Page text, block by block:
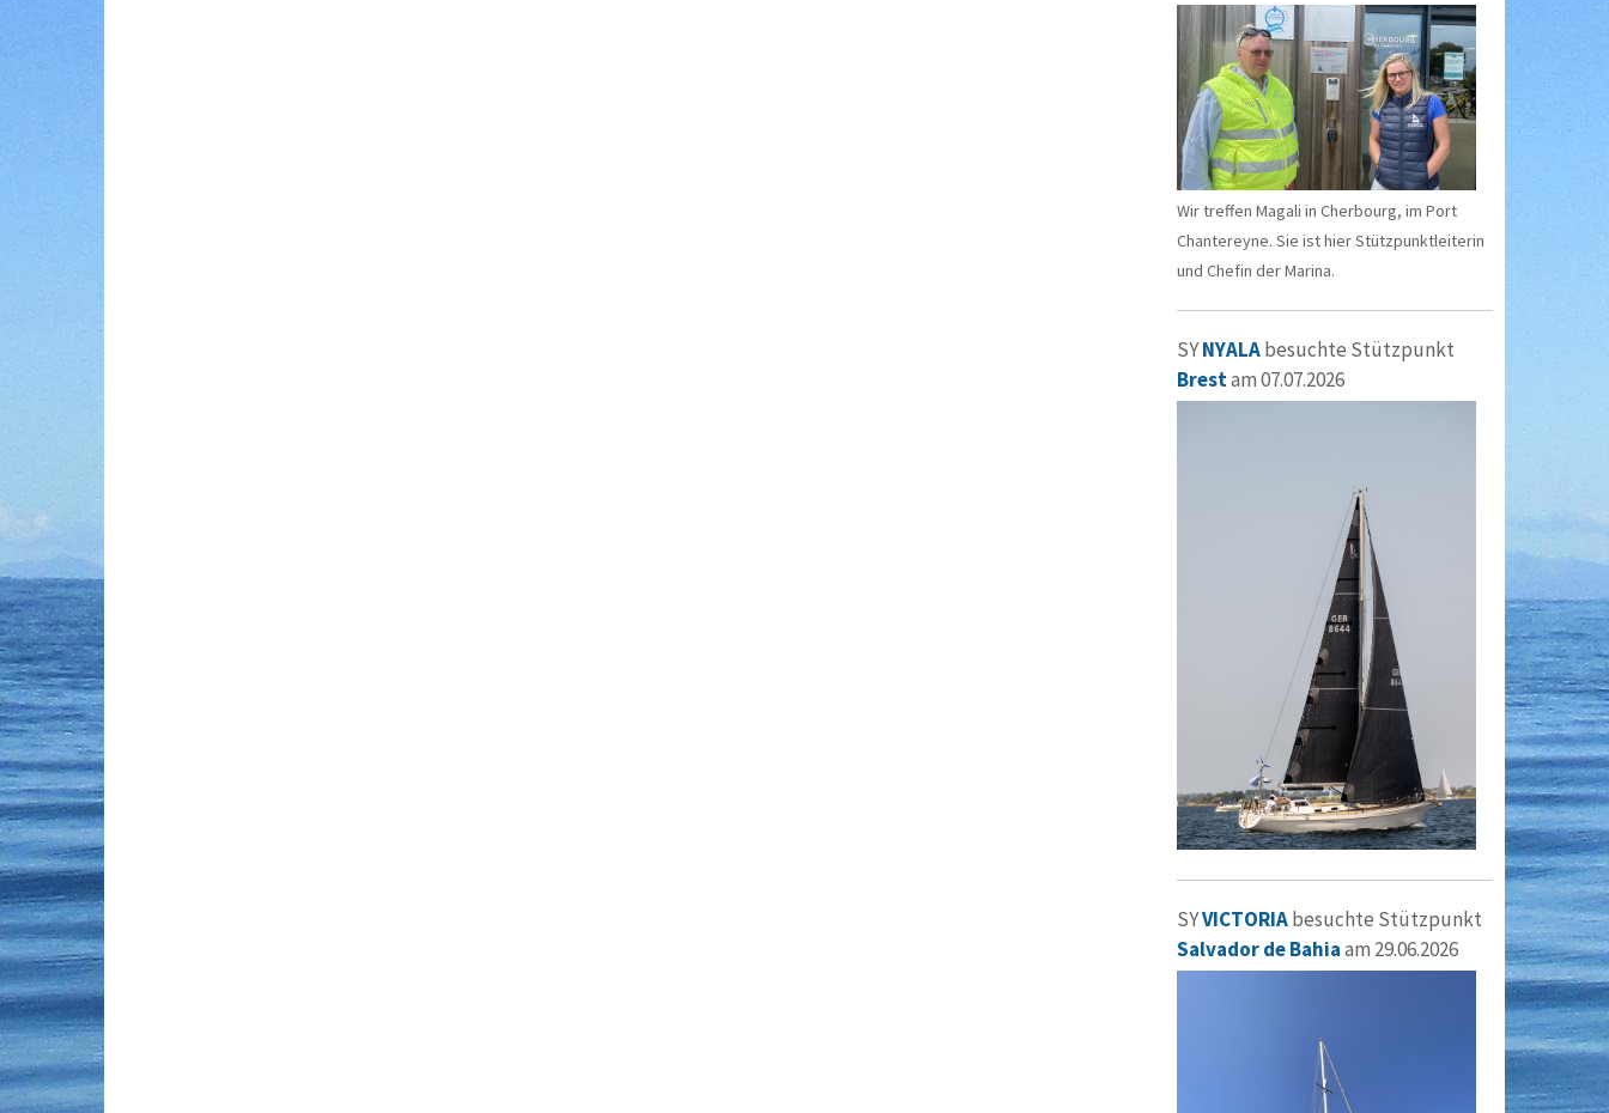
Wir treffen Magali in Cherbourg, im Port
Chantereyne. Sie ist hier Stützpunktleiterin
und Chefin der Marina.
SYNYALAbesuchte Stützpunkt
Brestam 07.07.2026
SYVICTORIAbesuchte Stützpunkt
Salvador de Bahiaam 29.06.2026